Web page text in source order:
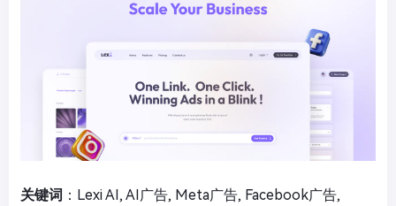
关键词 ：Lexi AI, AI广告, Meta广告, Facebook广告,